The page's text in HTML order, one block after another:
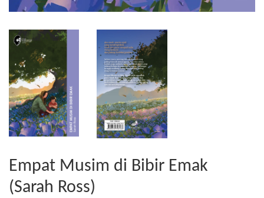
Empat Musim di Bibir Emak
(Sarah Ross)